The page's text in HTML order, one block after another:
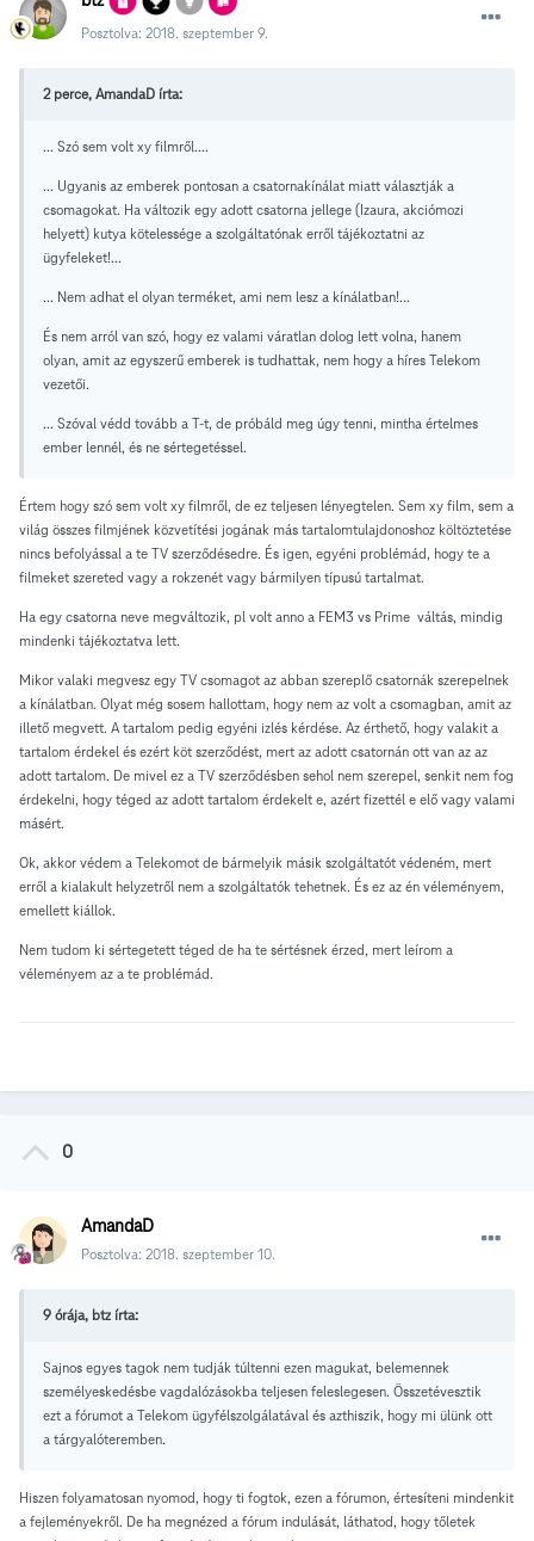
Posztolva: 2018. szeptember 9.
2 perce, AmandaD írta:
... Szó sem volt xy filmről....
... Ugyanis az emberek pontosan a csatornakínálat miatt választják a
csomagokat. Ha változik egy adott csatorna jellege (Izaura, akciómozi
helyett) kutya kötelessége a szolgáltatónak erről tájékoztatni az
ügyfeleket!...
... Nem adhat el olyan terméket, ami nem lesz a kínálatban!...
És nem arról van szó, hogy ez valami váratlan dolog lett volna, hanem
olyan, amit az egyszerű emberek is tudhattak, nem hogy a híres Telekom
vezetői.
... Szóval védd tovább a T-t, de próbáld meg úgy tenni, mintha értelmes
ember lennél, és ne sértegetéssel.
Értem hogy szó sem volt xy filmről, de ez teljesen lényegtelen. Sem xy film, sem a
világ összes filmjének közvetítési jogának más tartalomtulajdonoshoz költöztetése
nincs befolyással a te TV szerződésedre. És igen, egyéni problémád, hogy te a
filmeket szereted vagy a rokzenét vagy bármilyen típusú tartalmat.
Ha egy csatorna neve megváltozik, pl volt anno a FEM3 vs Prime váltás, mindig
mindenki tájékoztatva lett.
Mikor valaki megvesz egy TV csomagot az abban szereplő csatornák szerepelnek
a kínálatban. Olyat még sosem hallottam, hogy nem az volt a csomagban, amit az
illető megvett. A tartalom pedig egyéni izlés kérdése. Az érthető, hogy valakit a
tartalom érdekel és ezért köt szerződést, mert az adott csatornán ott van az az
adott tartalom. De mivel ez a TV szerződésben sehol nem szerepel, senkit nem fog
érdekelni, hogy téged az adott tartalom érdekelt e, azért fizettél e elő vagy valami
másért.
Ok, akkor védem a Telekomot de bármelyik másik szolgáltatót védeném, mert
erről a kialakult helyzetről nem a szolgáltatók tehetnek. És ez az én véleményem,
emellett kiállok.
Nem tudom ki sértegetett téged de ha te sértésnek érzed, mert leírom a
véleményem az a te problémád.
0
AmandaD
Posztolva: 2018. szeptember 10.
9 órája, btz írta:
Sajnos egyes tagok nem tudják túltenni ezen magukat, belemennek
személyeskedésbe vagdalózásokba teljesen feleslegesen. Összetévesztik
ezt a fórumot a Telekom ügyfélszolgálatával és azthiszik, hogy mi ülünk ott
a tárgyalóteremben.
Hiszen folyamatosan nyomod, hogy ti fogtok, ezen a fórumon, értesíteni mindenkit
a fejleményekről. De ha megnézed a fórum indulását, láthatod, hogy tőletek